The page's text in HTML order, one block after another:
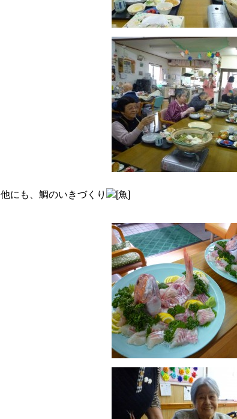
他にも、鯛のいきづくり